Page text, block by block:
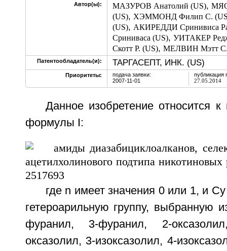
Автор(ы): МАЗУРОВ Анатолий (US),
(US), ХЭММОНД Филип С.
(US), АКИРЕДДИ Сринивиса
Сриниваса (US), УИТАКЕР
Скотт Р. (US), МЕЛВИН Мэтт С.
Патентообладатель(и): ТАРГАСЕПТ, ИНК. (US)
Приоритеты:
подача заявки:
2007-11-01
публикация
27.05.2014
Данное изобретение относится
формулы I:
где n имеет значения 0 или 1, и
гетероарильную группу, выбранную
фуранил, 3-фуранил, 2-
оксазолил, 3-изоксазолил, 4-